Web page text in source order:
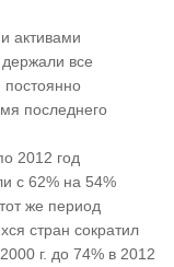
активами
все
постоянно
последнего
2012 год
с 62% на 54%
же период
стран сократил
г. до 74% в 2012